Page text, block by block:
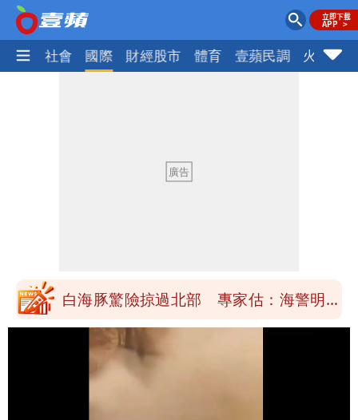
政治 社會 國際 財經股市 體育 壹蘋民調 火線話
「終於能交代」 捐500萬獎學金延續愛
白海豚颱風逼近！鄭明典示警「恐遇黑潮
砸重金再買一整桌卡盒
白海豚驚險掠過北部 專家估：海警明發
布 陸警可能相對低
「楊承勳」名字終於公開！被害人父淚喊
「終於能交代」 捐500萬獎學金延續愛
白海豚颱風逼近！鄭明典示警「恐遇黑潮